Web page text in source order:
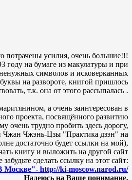
потрачены усилия, очень большие!!!
году на бумаге из макулатуры и при
символов и исковерканных
на развороте, книгой пришлось
т.к. она от этого рассыпалась .
а очень заинтересован в
проекта, посвящённого развитию
очень трудно пробить здесь дорогу,
Чжан Чжэнь-Цзы "Практика дзэн" на
достаточно будет ссылки на мой),
книгу и выложить на другой сайт
забудьте сделать ссылку на этот сайт:
http://ki-moscow.narod.ru/
Надеюсь на Ваше понимание.